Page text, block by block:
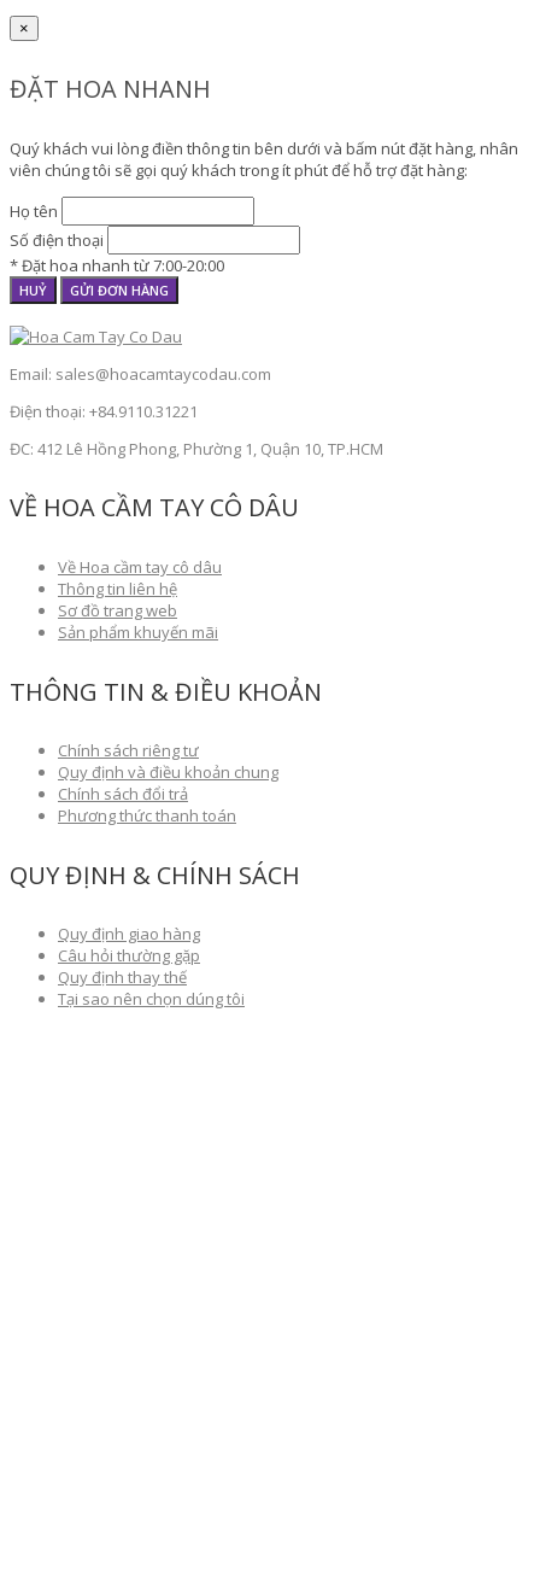
×
ĐẶT HOA NHANH
Quý khách vui lòng điền thông tin bên dưới và bấm nút đặt hàng, nhân
viên chúng tôi sẽ gọi quý khách trong ít phút để hỗ trợ đặt hàng:
Họ tên
Số điện thoại
* Đặt hoa nhanh từ 7:00-20:00
HUỶ GỬI ĐƠN HÀNG
Email: sales@hoacamtaycodau.com
Điện thoại: +84.9110.31221
ĐC: 412 Lê Hồng Phong, Phường 1, Quận 10, TP.HCM
VỀ HOA CẦM TAY CÔ DÂU
Về Hoa cầm tay cô dâu
Thông tin liên hệ
Sơ đồ trang web
Sản phẩm khuyến mãi
THÔNG TIN & ĐIỀU KHOẢN
Chính sách riêng tư
Quy định và điều khoản chung
Chính sách đổi trả
Phương thức thanh toán
QUY ĐỊNH & CHÍNH SÁCH
Quy định giao hàng
Câu hỏi thường gặp
Quy định thay thế
Tại sao nên chọn dúng tôi